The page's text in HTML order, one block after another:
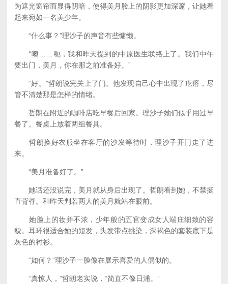
为遮光窗帘而显得阴暗，使得美月脸上的阴影更加深邃，让她看
起来宛如一名美少年。
“什么事？”理沙子的声音有些慵懒。
“噢……呃，我和昨天提到的中原医生联络上了。我们中午
要出门，美月，你在那之前准备好。”
“好。”哲朗说完关上了门。他发现自己心中出现了疙瘩，尽
管不清楚那是怎样的情绪。
哲朗在附近的咖啡店吃早餐后回家。理沙子她们似乎用过早
餐了。餐桌上放着两组餐具。
哲朗换好衣服坐在客厅的沙发等待时，理沙子开门走了进
来。
“美月准备好了。”
她话还没说完，美月就从身后出现了。哲朗看到她，不禁挺
直背脊。和昨天判若两人的美月就站在眼前。
她脸上的妆并不浓，少年般的五官变成女人端庄细致的容
貌。耳环很适合她的短发，头发带点挑染，深褐色的套装底下是
灰色的衬衫。
“如何？”理沙子一脸像在展示喜爱的人偶似的。
“真惊人，”哲朗老实说，“简直不像日浦。”